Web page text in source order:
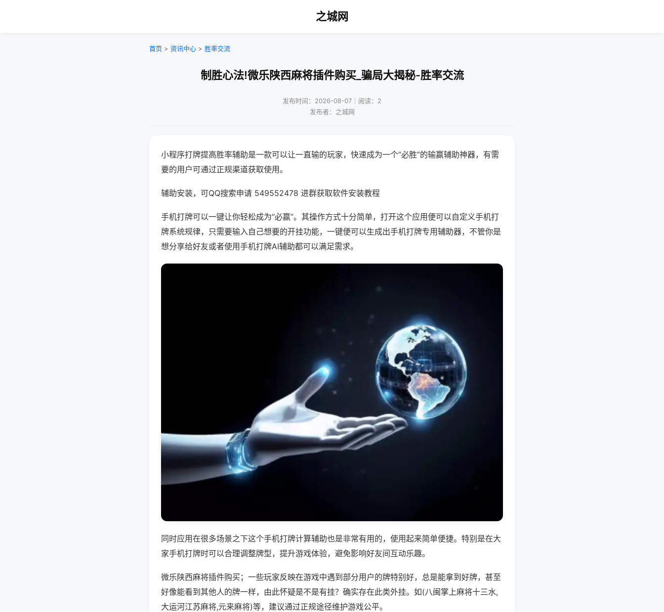
之城网
首页 > 资讯中心 > 胜率交流
制胜心法!微乐陕西麻将插件购买_骗局大揭秘-胜率交流
发布时间：2026-08-07｜阅读：2
发布者：之城网
小程序打牌提高胜率辅助是一款可以让一直输的玩家，快速成为一个“必胜”的输赢辅助神器，有需
要的用户可通过正规渠道获取使用。
辅助安装，可QQ搜索申请 549552478 进群获取软件安装教程
手机打牌可以一键让你轻松成为“必赢”。其操作方式十分简单，打开这个应用便可以自定义手机打
牌系统规律，只需要输入自己想要的开挂功能，一键便可以生成出手机打牌专用辅助器，不管你是
想分享给好友或者使用手机打牌AI辅助都可以满足需求。
同时应用在很多场景之下这个手机打牌计算辅助也是非常有用的，使用起来简单便捷。特别是在大
家手机打牌时可以合理调整牌型，提升游戏体验，避免影响好友间互动乐趣。
微乐陕西麻将插件购买；一些玩家反映在游戏中遇到部分用户的牌特别好，总是能拿到好牌，甚至
好像能看到其他人的牌一样，由此怀疑是不是有挂？确实存在此类外挂。如(八闽掌上麻将十三水,
大运河江苏麻将,元来麻将)等，建议通过正规途径维护游戏公平。